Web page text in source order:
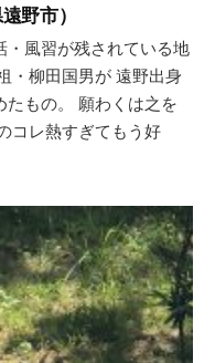
野市）
・風習が残されている地
・柳田国男が 遠野出身
たもの。 願わくは之を
コレ熱すぎてもう好